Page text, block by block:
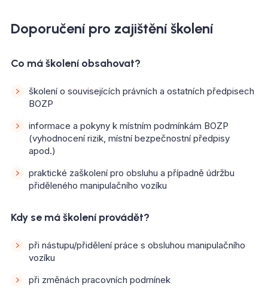
Doporučení pro zajištění školení
Co má školení obsahovat?
školení o souvisejících právních a ostatních předpisech
BOZP
informace a pokyny k místním podmínkám BOZP
(vyhodnocení rizik, místní bezpečnostní předpisy
apod.)
praktické zaškolení pro obsluhu a případně údržbu
přiděleného manipulačního vozíku
Kdy se má školení provádět?
při nástupu/přidělení práce s obsluhou manipulačního
vozíku
při změnách pracovních podmínek